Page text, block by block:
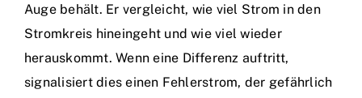
Auge behält. Er vergleicht, wie viel Strom in den
Stromkreis hineingeht und wie viel wieder
herauskommt. Wenn eine Differenz auftritt,
signalisiert dies einen Fehlerstrom, der gefährlich